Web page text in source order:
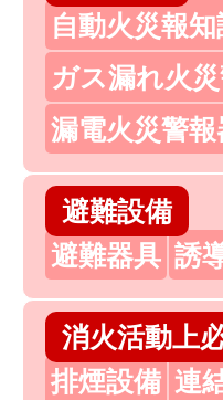
自動火災報
ガス漏れ火
漏電火災警
避難設備
避難器具 誘
消火活動上
排煙設備 連